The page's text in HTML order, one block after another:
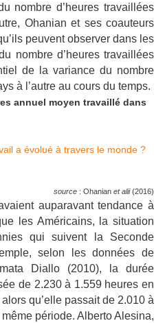
nombre d’heures travaillées
Ohanian et ses coauteurs
peuvent observer dans les
nombre d’heures travaillées
de la variance du nombre
à l’autre au cours du temps.
annuel moyen travaillé dans
source : Ohanian et alii(2016)
auparavant tendance à
les Américains, la situation
qui suivent la Seconde
selon les données de
Diallo (2010), la durée
de 2.230 à 1.559 heures en
qu’elle passait de 2.010 à
période. Alberto Alesina,